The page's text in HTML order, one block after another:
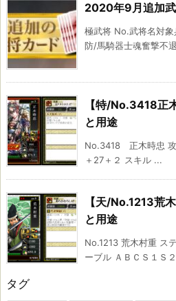
2020年9月追加
極武将 No.武将名対
防/馬騎器士魂奮撃不
【特/No.3418正
と用途
No.3418 正木時忠
＋27＋２ スキル ...
【天/No.1213荒
と用途
No.1213 荒木村重 ス
ーブル ＡＢＣＳ１Ｓ
タグ